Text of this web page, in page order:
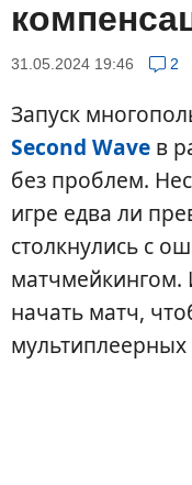
31.05.2024 19:46 2
Запуск
Second Wave в
без проблем.
игре едва ли
столкнулись с
матчмейкингом.
начать матч,